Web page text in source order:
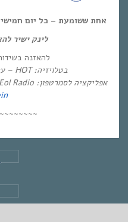
אחת ששומעת – כל יום חמישי, 12:00-
לינק ישיר
להאזנה
בטלויזיה: HOT – ערוץ 87 | YES – ערוץ 71
אפליקציה לסמרטפון: Eol Radio (אנדרואיד/אייפון) או באפליקציית